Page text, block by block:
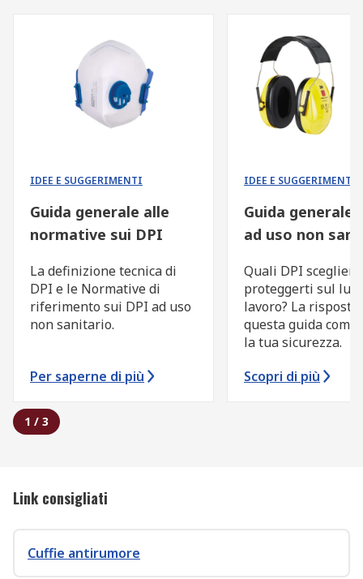
IDEE E SUGGERIMENTI
Guida generale alle
normative sui DPI
La definizione tecnica di
DPI e le Normative di
riferimento sui DPI ad uso
non sanitario.
Per saperne di più
IDEE E SUGGERIMENTI
Guida generale
ad uso non
Quali DPI
proteggerti sul
lavoro? La
questa guida
la tua sicurezza.
Scopri di più
1 / 3
Link consigliati
Cuffie antirumore